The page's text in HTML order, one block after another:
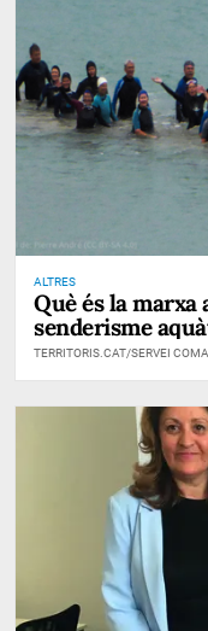
ALTRES
Què és la marxa
senderisme
TERRITORIS.CAT/SERVEI